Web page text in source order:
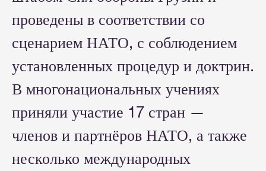
проведены в соответствии со
сценарием НАТО, с соблюдением
установленных процедур и доктрин.
В многонациональных учениях
приняли участие 17 стран —
членов и партнёров НАТО, а также
несколько международных